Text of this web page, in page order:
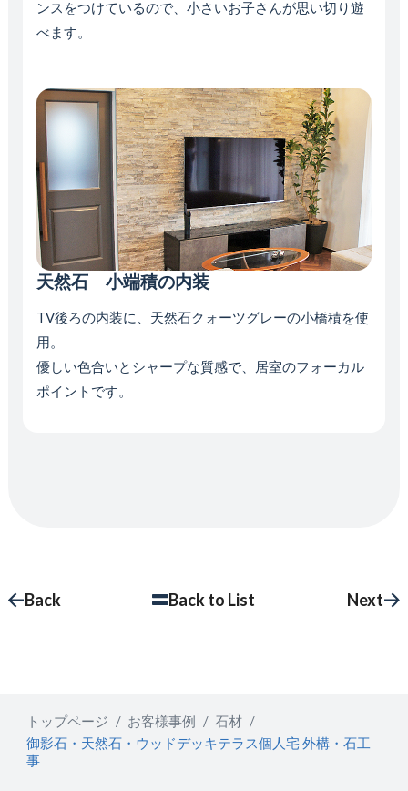
ンスをつけているので、小さいお子さんが思い切り遊
べます。
天然石 小端積の内装
TV後ろの内装に、天然石クォーツグレーの小橋積を使
用。
優しい色合いとシャープな質感で、居室のフォーカル
ポイントです。
Back Back to List Next
トップページ お客様事例
石材
御影石・天然石・ウッドデッキテラス個人宅 外構・石工
事